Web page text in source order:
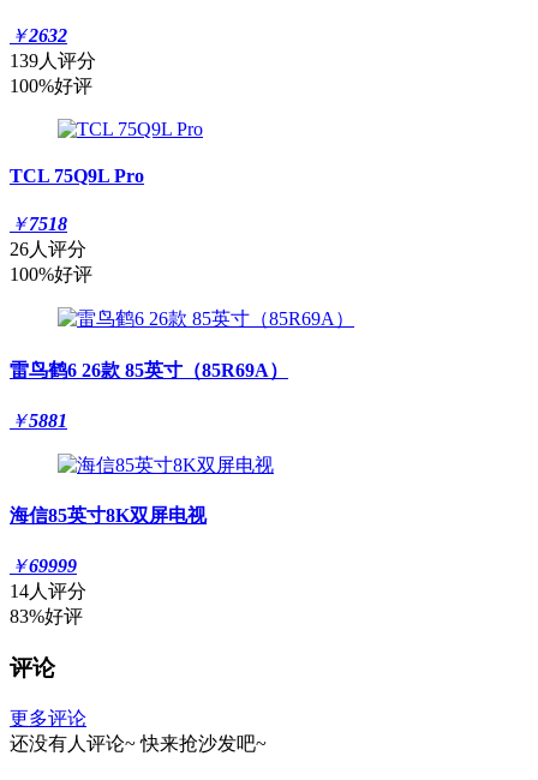
￥2632
139人评分
100%好评
TCL 75Q9L Pro
￥7518
26人评分
100%好评
雷鸟鹤6 26款 85英寸（85R69A）
￥5881
海信85英寸8K双屏电视
￥69999
14人评分
83%好评
评论
更多评论
还没有人评论~ 快来抢沙发吧~